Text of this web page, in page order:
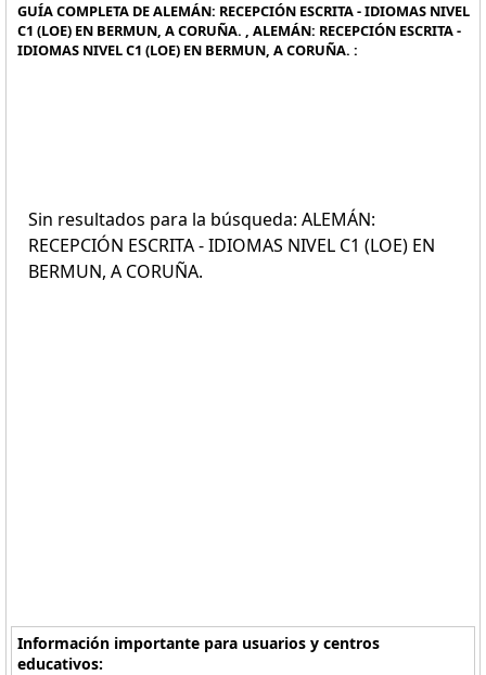
GUÍA COMPLETA DE ALEMÁN: RECEPCIÓN ESCRITA - IDIOMAS NIVEL
C1 (LOE) EN BERMUN, A CORUÑA. , ALEMÁN: RECEPCIÓN ESCRITA -
IDIOMAS NIVEL C1 (LOE) EN BERMUN, A CORUÑA. :
Sin resultados para la búsqueda: ALEMÁN:
RECEPCIÓN ESCRITA - IDIOMAS NIVEL C1 (LOE) EN
BERMUN, A CORUÑA.
Información importante para usuarios y centros
educativos: